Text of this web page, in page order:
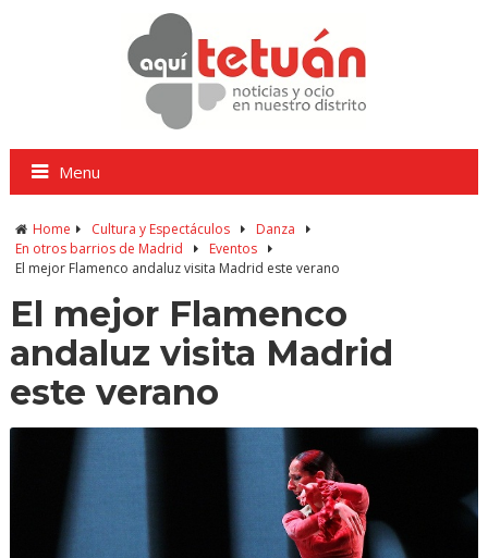
Menu
Home Cultura y Espectáculos
Danza
En otros barrios de Madrid
Eventos
El mejor Flamenco andaluz visita Madrid este verano
El mejor Flamenco
andaluz visita Madrid
este verano